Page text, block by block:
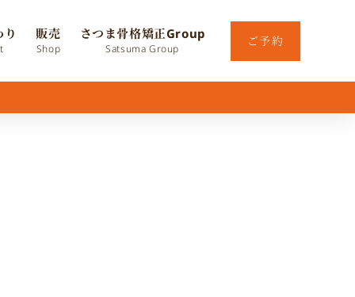
販売
Shop
さつま骨格矯正Group
Satsuma Group
ご予約